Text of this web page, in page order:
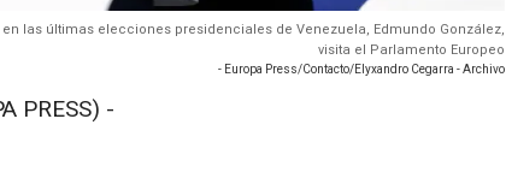
las últimas elecciones presidenciales de Venezuela, Edmundo González,
visita el Parlamento Europeo
- Europa Press/Contacto/Elyxandro Cegarra - Archivo
PRESS) -